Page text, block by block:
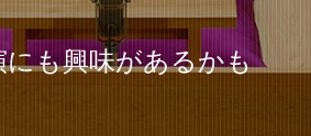
にも興味があるかも